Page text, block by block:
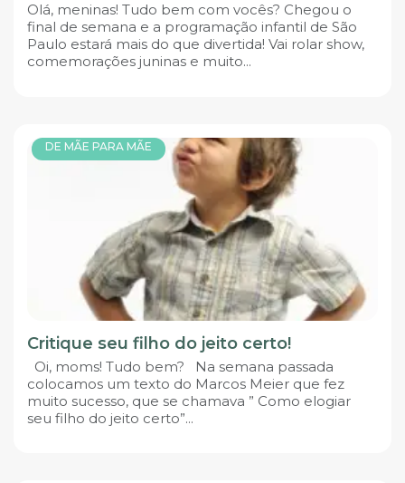
Olá, meninas! Tudo bem com vocês? Chegou o
final de semana e a programação infantil de São
Paulo estará mais do que divertida! Vai rolar show,
comemorações juninas e muito...
DE MÃE PARA MÃE
Critique seu filho do jeito certo!
Oi, moms! Tudo bem? Na semana passada
colocamos um texto do Marcos Meier que fez
muito sucesso, que se chamava ” Como elogiar
seu filho do jeito certo”...